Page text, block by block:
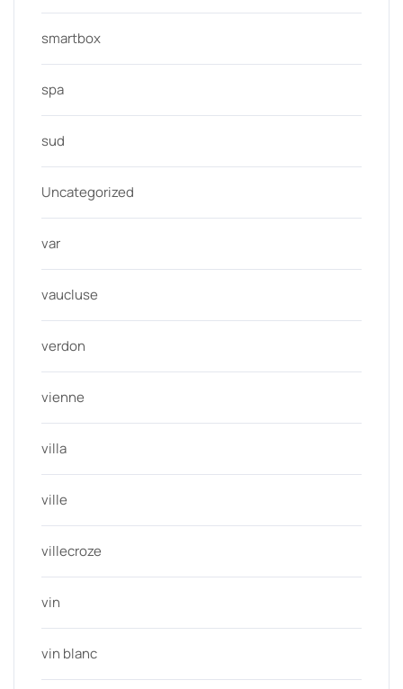
smartbox
spa
sud
Uncategorized
var
vaucluse
verdon
vienne
villa
ville
villecroze
vin
vin blanc